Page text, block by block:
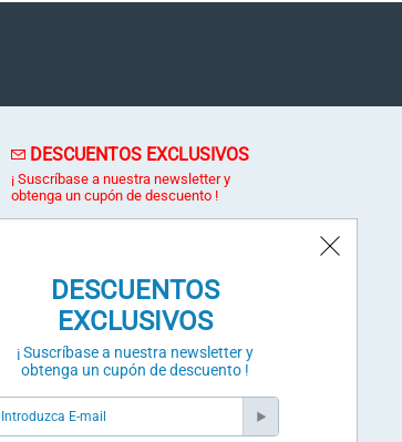
DESCUENTOS EXCLUSIVOS
¡ Suscríbase a nuestra newsletter y
obtenga un cupón de descuento !
SUSCRÍBETE
DESCUENTOS
EXCLUSIVOS
¡ Suscríbase a nuestra newsletter y
obtenga un cupón de descuento !